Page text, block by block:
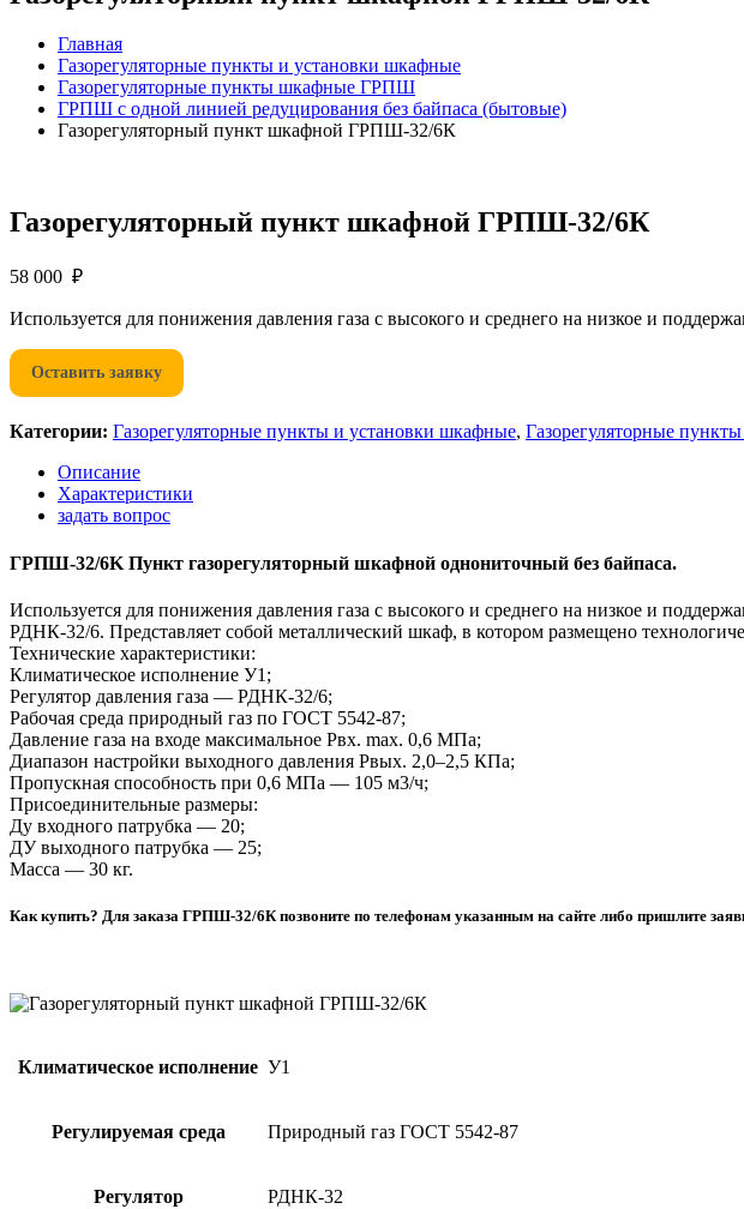
Главная
Газорегуляторные пункты и установки шкафные
Газорегуляторные пункты шкафные ГРПШ
ГРПШ с одной линией редуцирования без байпаса (бытовые)
Газорегуляторный пункт шкафной ГРПШ-32/6К
Газорегуляторный пункт шкафной ГРПШ-32/6К
58 000 ₽
Используется для понижения давления газа с высокого и среднего на низкое и
Оставить заявку
Категории: Газорегуляторные пункты и установки шкафные, Газорегуляторные
Описание
Характеристики
задать вопрос
ГРПШ-32/6K Пункт газорегуляторный шкафной однониточный без байпаса.
Используется для понижения давления газа с высокого и среднего на низкое и
РДНК-32/6. Представляет собой металлический шкаф, в котором размещено
Технические характеристики:
Климатическое исполнение У1;
Регулятор давления газа — РДНК-32/6;
Рабочая среда природный газ по ГОСТ 5542-87;
Давление газа на входе максимальное Рвх. max. 0,6 МПа;
Диапазон настройки выходного давления Рвых. 2,0–2,5 КПа;
Пропускная способность при 0,6 МПа — 105 м3/ч;
Присоединительные размеры:
Ду входного патрубка — 20;
ДУ выходного патрубка — 25;
Масса — 30 кг.
Как купить? Для заказа ГРПШ-32/6К позвоните по телефонам указанным на сайте либо пришлите
Климатическое исполнение У1
Регулируемая среда Природный газ ГОСТ 5542-87
Регулятор РДНК-32